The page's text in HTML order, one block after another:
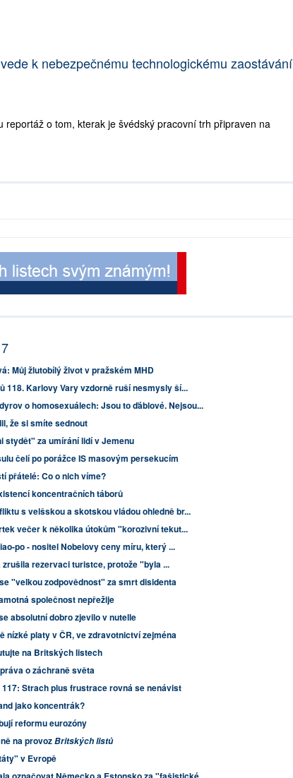
k nebezpečnému technologickému zaostávání
reportáž o tom, kterak je švédský pracovní trh připraven na
Můj žlutobílý život v pražském MHD
118. Karlovy Vary vzdorně ruší nesmysly ší...
o homosexuálech: Jsou to ďáblové. Nejsou...
že si smíte sednout
stydět" za umírání lidí v Jemenu
čelí po porážce IS masovým persekucím
přátelé: Co o nich víme?
koncentračních táborů
s velšskou a skotskou vládou ohledně br...
večer k několika útokům "korozivní tekut...
po - nositel Nobelovy ceny míru, který ...
rezervaci turistce, protože "byla ...
"velkou zodpovědnost" za smrt disidenta
společnost nepřežije
absolutní dobro zjevilo v nutelle
nízké platy v ČR, ve zdravotnictví zejména
na Britských listech
o záchraně světa
Strach plus frustrace rovná se nenávist
jako koncentrák?
reformu eurozóny
na provozBritských listů
v Evropě